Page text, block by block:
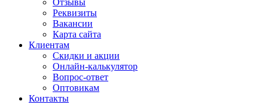
Отзывы
Реквизиты
Вакансии
Карта сайта
Клиентам
Скидки и акции
Онлайн-калькулятор
Вопрос-ответ
Оптовикам
Контакты